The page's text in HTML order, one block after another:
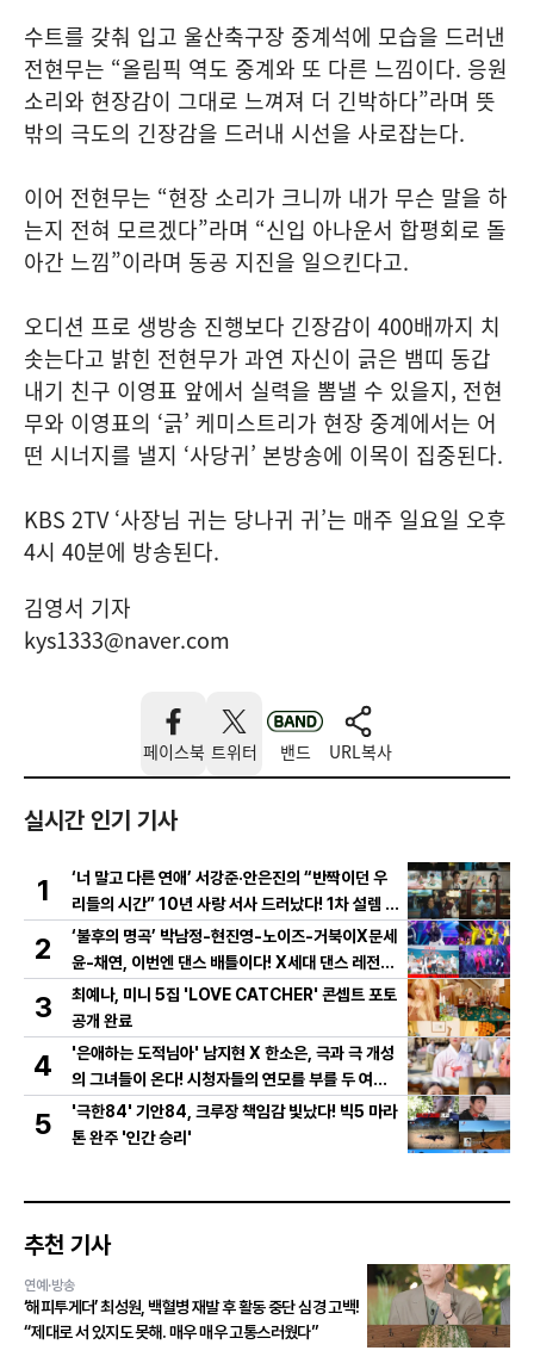
수트를 갖춰 입고 울산축구장 중계석에 모습을 드러낸
전현무는 “올림픽 역도 중계와 또 다른 느낌이다. 응원
소리와 현장감이 그대로 느껴져 더 긴박하다”라며 뜻
밖의 극도의 긴장감을 드러내 시선을 사로잡는다.
이어 전현무는 “현장 소리가 크니까 내가 무슨 말을 하
는지 전혀 모르겠다”라며 “신입 아나운서 합평회로 돌
아간 느낌”이라며 동공 지진을 일으킨다고.
오디션 프로 생방송 진행보다 긴장감이 400배까지 치
솟는다고 밝힌 전현무가 과연 자신이 긁은 뱀띠 동갑
내기 친구 이영표 앞에서 실력을 뽐낼 수 있을지, 전현
무와 이영표의 ‘긁’ 케미스트리가 현장 중계에서는 어
떤 시너지를 낼지 ‘사당귀’ 본방송에 이목이 집중된다.
KBS 2TV ‘사장님 귀는 당나귀 귀’는 매주 일요일 오후
4시 40분에 방송된다.
김영서 기자
kys1333@naver.com
페이스북 트위터 밴드 URL복사
실시간 인기 기사
1
‘너 말고 다른 연애’ 서강준·안은진의 “반짝이던 우
리들의 시간” 10년 사랑 서사 드러났다! 1차 설렘 티
저 영상 공개!
2
‘불후의 명곡’ 박남정-현진영-노이즈-거북이X문세
윤-채연, 이번엔 댄스 배틀이다! X세대 댄스 레전드
총출동! 댄스 본능 깨운다!
3
최예나, 미니 5집 'LOVE CATCHER' 콘셉트 포토
공개 완료
4
'은애하는 도적님아' 남지현 X 한소은, 극과 극 개성
의 그녀들이 온다! 시청자들의 연모를 부를 두 여인
의 활약은?
5
'극한84' 기안84, 크루장 책임감 빛났다! 빅5 마라
톤 완주 '인간 승리'
추천 기사
연예·방송
‘해피투게더’ 최성원, 백혈병 재발 후 활동 중단 심경 고백!
“제대로 서 있지도 못해. 매우 매우 고통스러웠다”